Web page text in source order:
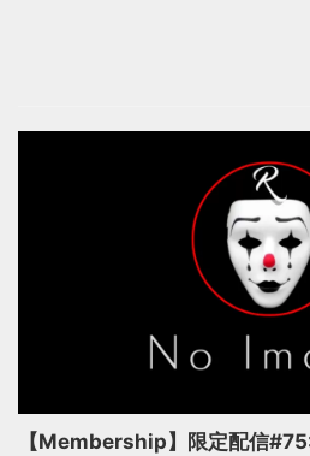
【Membership】限定配信